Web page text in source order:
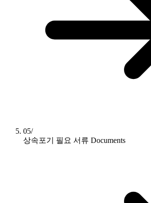
05/
상속포기 필요 서류 Documents